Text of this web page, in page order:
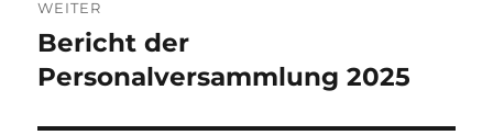
WEITER
Nächster
Beitrag:
Bericht der
Personalversammlung 2025